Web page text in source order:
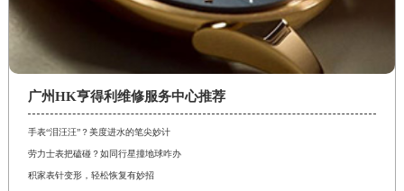
广州HK亨得利维修服务中心推荐
手表“泪汪汪”？美度进水的笔尖妙计
劳力士表把磕碰？如同行星撞地球咋办
积家表针变形，轻松恢复有妙招